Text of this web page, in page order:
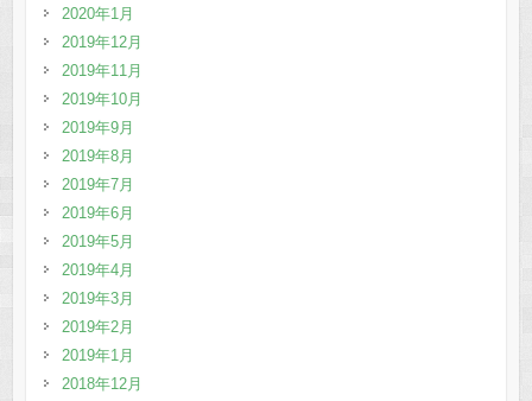
2020年1月
2019年12月
2019年11月
2019年10月
2019年9月
2019年8月
2019年7月
2019年6月
2019年5月
2019年4月
2019年3月
2019年2月
2019年1月
2018年12月